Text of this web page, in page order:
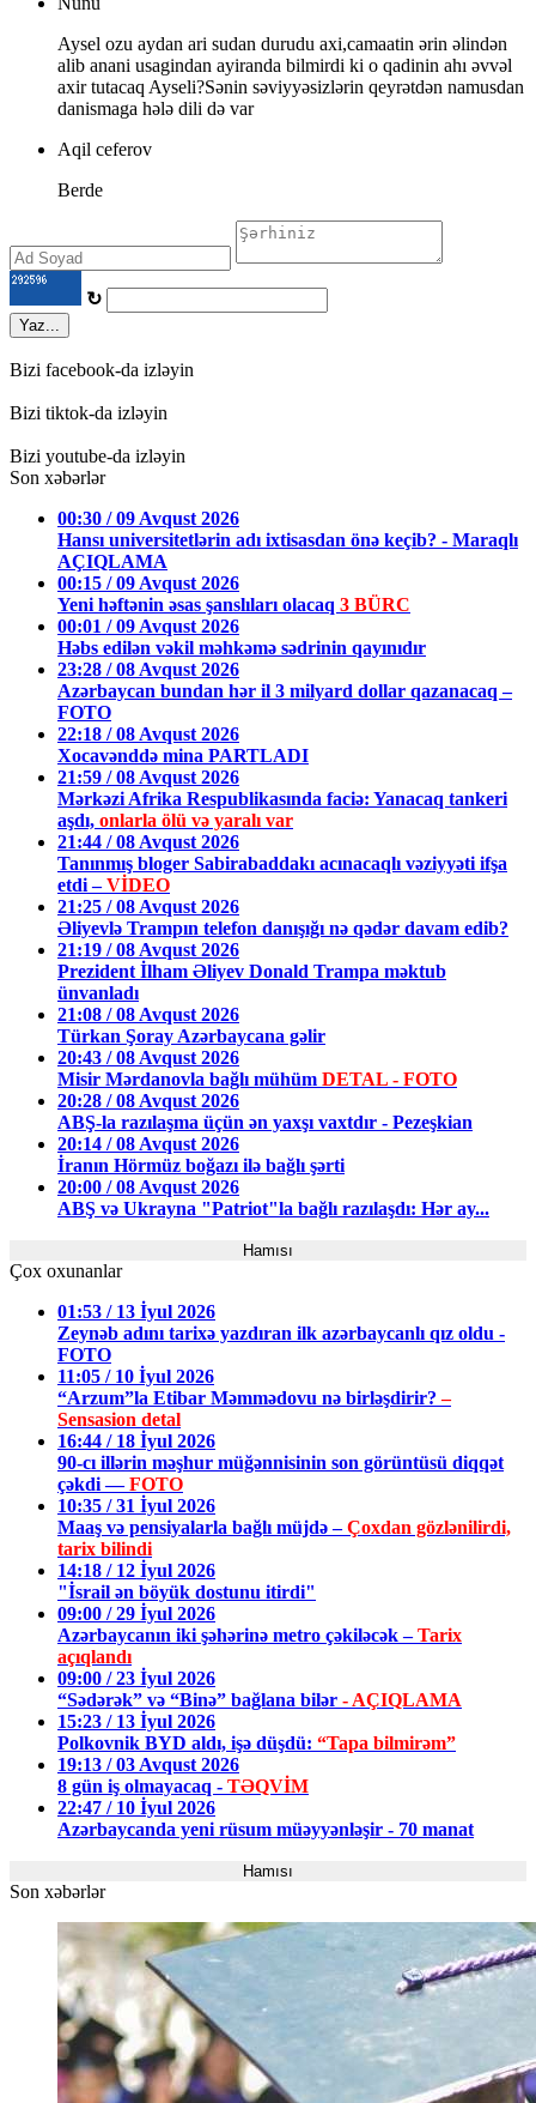
Aysel ozu aydan ari sudan durudu axi,camaatin ərin əlindən
alib anani usagindan ayiranda bilmirdi ki o qadinin ahı əvvəl
axir tutacaq Ayseli?Sənin səviyyəsizlərin qeyrətdən namusdan
danismaga hələ dili də var
Aqil ceferov
Berde
↻
Yaz...
Bizi facebook-da izləyin
Bizi tiktok-da izləyin
Bizi youtube-da izləyin
Son xəbərlər
00:30 / 09 Avqust 2026
Hansı universitetlərin adı ixtisasdan önə keçib? - Maraqlı
AÇIQLAMA
00:15 / 09 Avqust 2026
Yeni həftənin əsas şanslıları olacaq 3 BÜRC
00:01 / 09 Avqust 2026
Həbs edilən vəkil məhkəmə sədrinin qayınıdır
23:28 / 08 Avqust 2026
Azərbaycan bundan hər il 3 milyard dollar qazanacaq –
FOTO
22:18 / 08 Avqust 2026
Xocavənddə mina PARTLADI
21:59 / 08 Avqust 2026
Mərkəzi Afrika Respublikasında faciə: Yanacaq tankeri
aşdı, onlarla ölü və yaralı var
21:44 / 08 Avqust 2026
Tanınmış bloger Sabirabaddakı acınacaqlı vəziyyəti ifşa
etdi –VİDEO
21:25 / 08 Avqust 2026
Əliyevlə Trampın telefon danışığı nə qədər davam edib?
21:19 / 08 Avqust 2026
Prezident İlham Əliyev Donald Trampa məktub
ünvanladı
21:08 / 08 Avqust 2026
Türkan Şoray Azərbaycana gəlir
20:43 / 08 Avqust 2026
Misir Mərdanovla bağlı mühüm DETAL - FOTO
20:28 / 08 Avqust 2026
ABŞ-la razılaşma üçün ən yaxşı vaxtdır - Pezeşkian
20:14 / 08 Avqust 2026
İranın Hörmüz boğazı ilə bağlı şərti
20:00 / 08 Avqust 2026
ABŞ və Ukrayna "Patriot"la bağlı razılaşdı: Hər ay...
Hamısı
Çox oxunanlar
01:53 / 13 İyul 2026
Zeynəb adını tarixə yazdıran ilk azərbaycanlı qız oldu -
FOTO
11:05 / 10 İyul 2026
“Arzum”la Etibar Məmmədovu nə birləşdirir?–
Sensasion detal
16:44 / 18 İyul 2026
90-cı illərin məşhur müğənnisinin son görüntüsü diqqət
çəkdi —FOTO
10:35 / 31 İyul 2026
Maaş və pensiyalarla bağlı müjdə –Çoxdan gözlənilirdi,
tarix bilindi
14:18 / 12 İyul 2026
"İsrail ən böyük dostunu itirdi"
09:00 / 29 İyul 2026
Azərbaycanın iki şəhərinə metro çəkiləcək –Tarix
açıqlandı
09:00 / 23 İyul 2026
“Sədərək” və “Binə” bağlana bilər - AÇIQLAMA
15:23 / 13 İyul 2026
Polkovnik BYD aldı, işə düşdü: “Tapa bilmirəm”
19:13 / 03 Avqust 2026
8 gün iş olmayacaq - TƏQVİM
22:47 / 10 İyul 2026
Azərbaycanda yeni rüsum müəyyənləşir - 70 manat
Hamısı
Son xəbərlər